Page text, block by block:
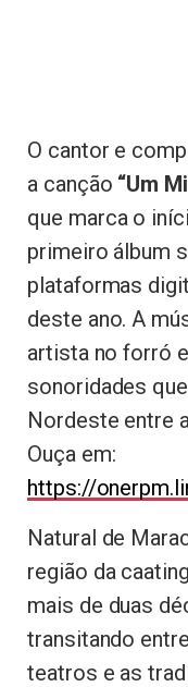
O cantor e
a canção “Um
que marca o
primeiro álbum
plataformas
deste ano. A
artista no forró
sonoridades
Nordeste entre
Ouça em:
https://
Natural de
região da
mais de duas
transitando
teatros e as